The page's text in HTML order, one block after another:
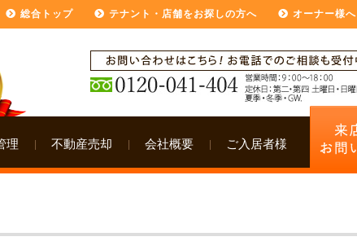
理 不動産売却 会社概要 ご入居者様
総合トップ テナント・店舗をお探しの方へ オーナー様へ